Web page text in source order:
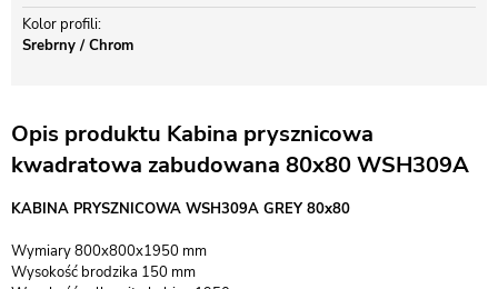
Kolor profili
Srebrny / Chrom
Opis produktu Kabina prysznicowa
kwadratowa zabudowana 80x80 WSH309A
KABINA PRYSZNICOWA WSH309A GREY 80x80
Wymiary 800x800x1950 mm
Wysokość brodzika 150 mm